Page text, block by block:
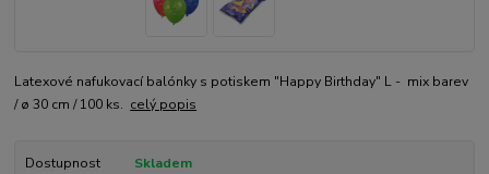
Latexové nafukovací balónky s potiskem "Happy Birthday" L - mix barev
/ ø 30 cm / 100 ks. celý popis
Dostupnost Skladem